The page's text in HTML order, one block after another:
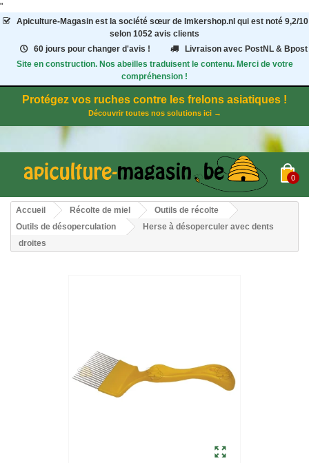
"
Apiculture-Magasinest la société sœur de Imkershop.nl qui est noté 9,2/10
selon 1052 avis clients
60 jours pour changer d'avis !
Livraison avec PostNL & Bpost
Site en construction. Nos abeilles traduisent le contenu. Merci de votre
compréhension !
Protégez vos ruches contre les frelons asiatiques !
Découvrir toutes nos solutions ici →
0
Accueil Récolte de miel
Outils de récolte
Outils de désoperculation
Herse à désoperculer avec dents
droites